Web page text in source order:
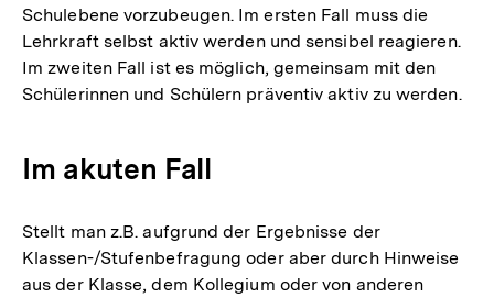
Schulebene vorzubeugen. Im ersten Fall muss die
Lehrkraft selbst aktiv werden und sensibel reagieren.
Im zweiten Fall ist es möglich, gemeinsam mit den
Schülerinnen und Schülern präventiv aktiv zu werden.
Im akuten Fall
Stellt man z.B. aufgrund der Ergebnisse der
Klassen-/Stufenbefragung oder aber durch Hinweise
aus der Klasse, dem Kollegium oder von anderen